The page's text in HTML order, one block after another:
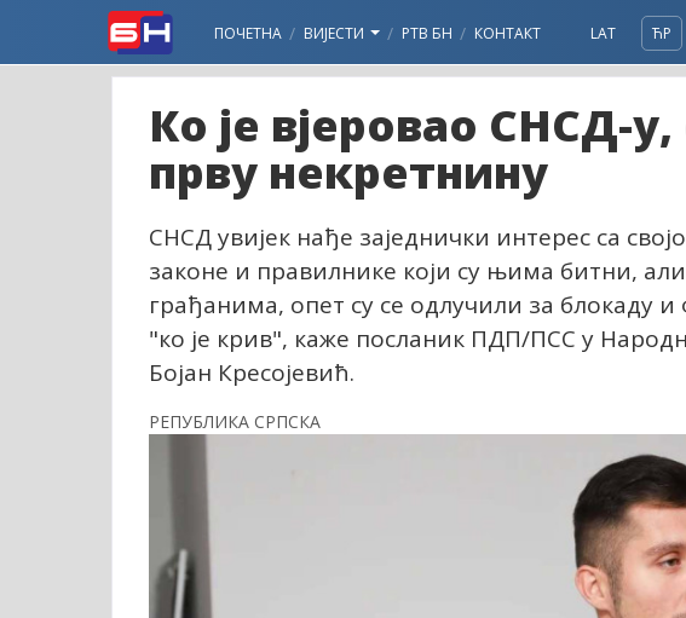
ПОЧЕТНА ВИЈЕСТИ РТВ БН КОНТАКТ LAT ЋР
Ко је вјеровао СНСД-
прву некретнину
СНСД увијек нађе заједнички интерес са
законе и правилнике који су њима битни,
грађанима, опет су се одлучили за блокаду
"ко је крив", каже посланик ПДП/ПСС у
Бојан Кресојевић.
РЕПУБЛИКА СРПСКА